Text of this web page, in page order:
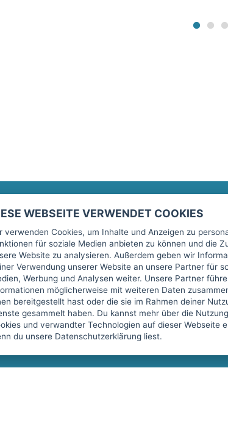
Marktplatz
Rechtliches
Impressum
AGB
Datenschutz
Sicherheit
Top-Inserat kündigen
WEBSEITE VERWENDET COOKIES
verwenden Cookies, um Inhalte und Anzeigen zu
für soziale Medien anbieten zu können und die
Website zu analysieren. Außerdem geben wir
Verwendung unserer Website an unsere Partner für
Werbung und Analysen weiter. Unsere Partner
möglicherweise mit weiteren Daten
bereitgestellt hast oder die sie im Rahmen deiner
gesammelt haben. Du kannst mehr über die
und verwandter Technologien auf dieser Webseite
du unsere Datenschutzerklärung liest.